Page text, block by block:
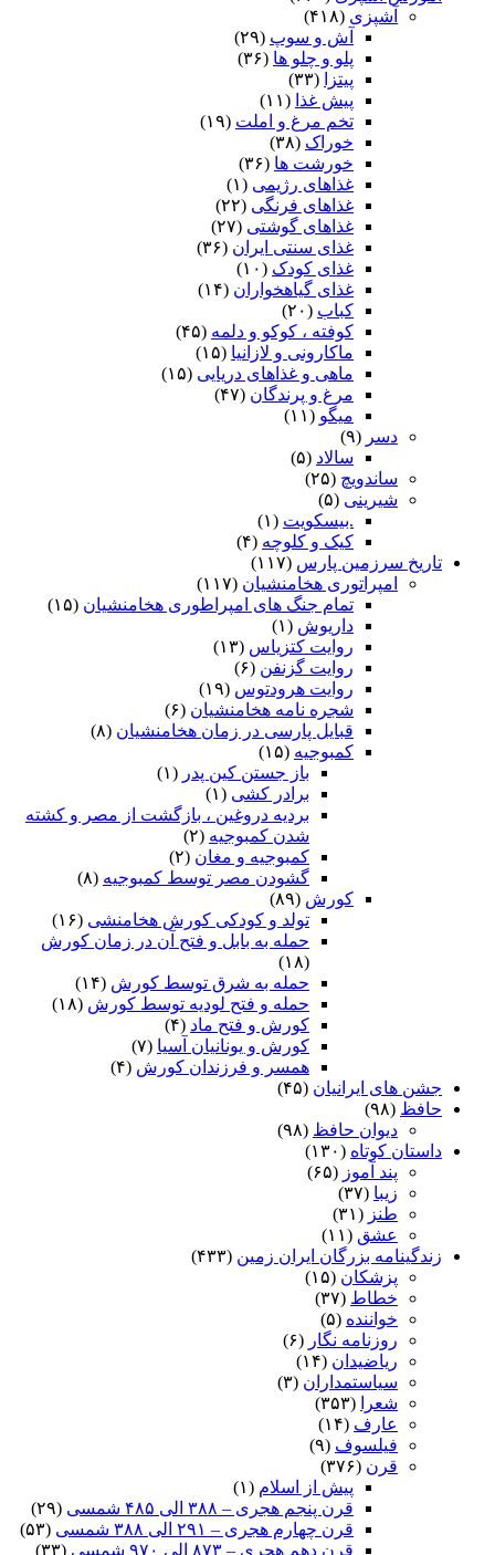
آشپزی (۴۱۸)
آش و سوپ (۲۹)
پلو و چلو ها (۳۶)
پیتزا
(۳۳)
پیش غذا (۱۱)
تخم مرغ و املت (۱۹)
خوراک (۳۸)
خورشت ها (۳۶)
غذاهای رژیمی (۱)
غذاهای فرنگی (۲۲)
غذاهای گوشتی (۲۷)
غذای سنتی ایران (۳۶)
غذای کودک (۱۰)
غذای گیاهخواران (۱۴)
کباب (۲۰)
کوفته ، کوکو و دلمه (۴۵)
ماکارونی و لازانیا (۱۵)
ماهی و غذاهای دریایی (۱۵)
مرغ و پرندگان (۴۷)
میگو (۱۱)
دسر (۹)
سالاد (۵)
ساندویچ (۲۵)
شیرینی (۵)
.بیسکویت (۱)
کیک و کلوچه (۴)
تاریخ سرزمین پارس (۱۱۷)
امپراتوری هخامنشیان (۱۱۷)
تمام جنگ های امپراطوری هخامنشیان (۱۵)
داریوش (۱)
روایت کتزیاس (۱۳)
روایت گزنفن (۶)
روایت هرودتوس (۱۹)
شجره نامه هخامنشیان (۶)
قبایل پارسی در زمان هخامنشیان (۸)
کمبوجیه (۱۵)
باز جستن کین پدر (۱)
برادر کشی (۱)
بردیه دروغین ، بازگشت از مصر و کشته
شدن کمبوجیه (۲)
کمبوجیه و مغان (۲)
گشودن مصر توسط کمبوجیه (۸)
کورش (۸۹)
تولد و کودکی کورش هخامنشی (۱۶)
حمله به بابل و فتح آن در زمان کورش
(۱۸)
حمله به شرق توسط کورش (۱۴)
حمله و فتح لودیه توسط کورش (۱۸)
کورش و فتح ماد (۴)
کورش و یونانیان آسیا (۷)
همسر و فرزندان کورش (۴)
جشن های ایرانیان (۴۵)
حافظ (۹۸)
دیوان حافظ (۹۸)
داستان کوتاه (۱۳۰)
پند آموز (۶۵)
زیبا (۳۷)
طنز (۳۱)
عشق (۱۱)
زندگینامه بزرگان ایران زمین (۴۳۳)
پزشکان (۱۵)
خطاط (۳۷)
خواننده (۵)
روزنامه نگار (۶)
ریاضیدان (۱۴)
سیاستمداران (۳)
شعرا
(۳۵۳)
عارف (۱۴)
فیلسوف (۹)
قرن (۳۷۶)
پیش از اسلام (۱)
قرن پنجم هجری – ۳۸۸ الی ۴۸۵ شمسی
(۲۹)
قرن چهارم هجری – ۲۹۱ الی ۳۸۸ شمسی
(۵۳)
قرن دهم هجری – ۸۷۳ الی ۹۷۰ شمسی
(۳۳)